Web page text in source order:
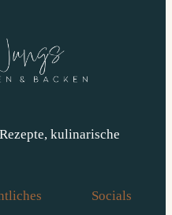
kulinarische
Socials